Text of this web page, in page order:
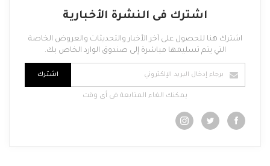
اشترك فى النشرة الأخبارية
اشترك هنا للحصول على آخر الأخبار والتحديثات والعروض الخاصة
التي يتم تسليمها مباشرة إلى صندوق الوارد الخاص بك.
اشترك
يمكنك الغاء المتابعة فى أى وقت